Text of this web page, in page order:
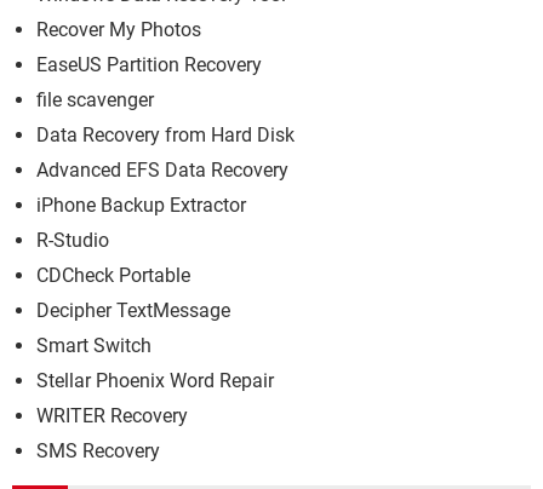
Recover My Photos
EaseUS Partition Recovery
file scavenger
Data Recovery from Hard Disk
Advanced EFS Data Recovery
iPhone Backup Extractor
R-Studio
CDCheck Portable
Decipher TextMessage
Smart Switch
Stellar Phoenix Word Repair
WRITER Recovery
SMS Recovery